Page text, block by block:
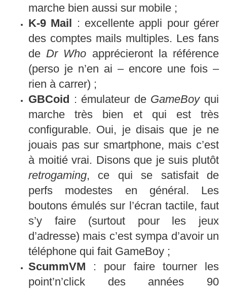
marche bien aussi sur mobile ;
K-9 Mail
: excellente appli pour gérer
des comptes mails multiples. Les fans
deDr Who apprécieront la référence
(perso je n’en ai – encore une fois –
rien à carrer) ;
GBCoid : émulateur de GameBoyqui
marche très bien et qui est très
configurable. Oui, je disais que je ne
jouais pas sur smartphone, mais c’est
à moitié vrai. Disons que je suis plutôt
retrogaming, ce qui se satisfait de
perfs modestes en général. Les
boutons émulés sur l’écran tactile, faut
s’y faire (surtout pour les jeux
d’adresse) mais c’est sympa d’avoir un
téléphone qui fait GameBoy ;
ScummVM : pour faire tourner les
point’n’click des années 90